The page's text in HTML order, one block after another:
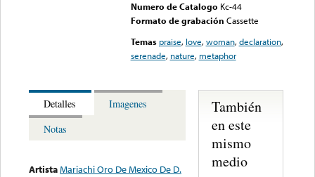
Numero de Catalogo Kc-44
Formato de grabación Cassette
Temas praise, love,woman,declaration,
serenade, nature, metaphor
Detalles
Imagenes
Notas
ArtistaMariachi Oro De Mexico De D.
También
en este
mismo
medio